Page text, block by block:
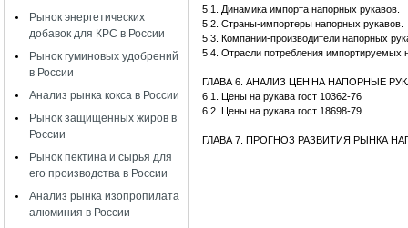
Рынок энергетических
добавок для КРС в России
Рынок гуминовых удобрений
в России
Анализ рынка кокса в России
Рынок защищенных жиров в
России
Рынок пектина и сырья для
его производства в России
Анализ рынка изопропилата
алюминия в России
5.1. Динамика импорта напорных рукавов.
5.2. Страны-импортеры напорных рукавов.
5.3. Компании-производители напорных
5.4. Отрасли потребления импортируемых
ГЛАВА 6. АНАЛИЗ ЦЕН НА НАПОРНЫЕ
6.1. Цены на рукава гост 10362-76
6.2. Цены на рукава гост 18698-79
ГЛАВА 7. ПРОГНОЗ РАЗВИТИЯ РЫНКА